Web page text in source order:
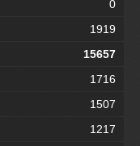
0
1919
15657
1716
1507
1217